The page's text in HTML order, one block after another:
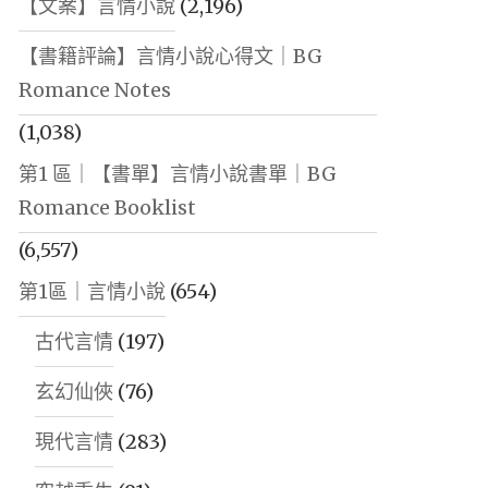
【文案】言情小說(2,196)
【書籍評論】言情小說心得文｜BG
Romance Notes
(1,038)
第1 區｜【書單】言情小說書單｜BG
Romance Booklist
(6,557)
第1區｜言情小說(654)
古代言情(197)
玄幻仙俠 (76)
現代言情(283)